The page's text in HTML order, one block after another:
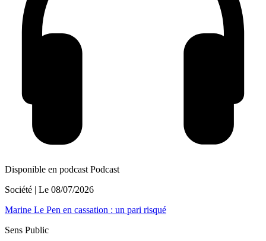
Disponible en podcast Podcast
Société | Le 08/07/2026
Marine Le Pen en cassation : un pari risqué
Sens Public